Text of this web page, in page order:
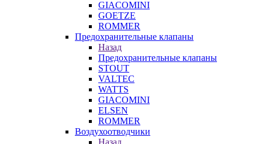
GIACOMINI
GOETZE
ROMMER
Предохранительные клапаны
Назад
Предохранительные клапаны
STOUT
VALTEC
WATTS
GIACOMINI
ELSEN
ROMMER
Воздухоотводчики
Назад